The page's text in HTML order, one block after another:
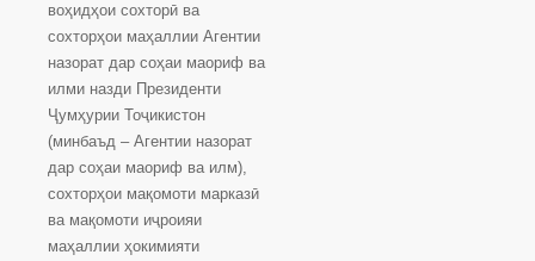
воҳидҳои сохторӣ ва
сохторҳои маҳаллии Агентии
назорат дар соҳаи маориф ва
илми назди Президенти
Ҷумҳурии Тоҷикистон
(минбаъд – Агентии назорат
дар соҳаи маориф ва илм),
сохторҳои мақомоти марказӣ
ва мақомоти иҷроияи
маҳаллии ҳокимияти